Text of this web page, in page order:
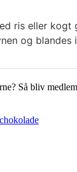
ris eller kogt
og blandes
Så bliv